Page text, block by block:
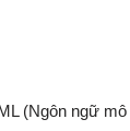
(Ngôn ngữ